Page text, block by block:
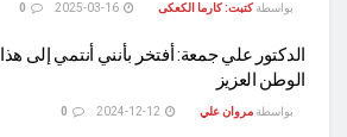
بواسطة كتبت: كارما الكعكى
الدكتور علي جمعة: أفتخر بأنني أنتمي إلى هذا
الوطن العزيز
بواسطة مروان علي